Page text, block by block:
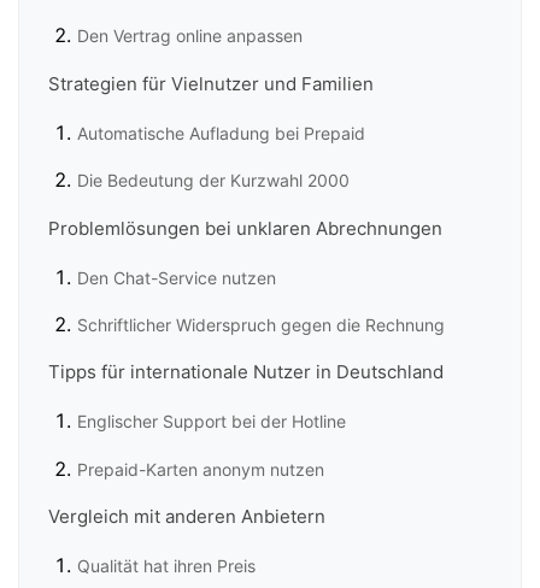
Den Vertrag online anpassen
Strategien für Vielnutzer und Familien
Automatische Aufladung bei Prepaid
Die Bedeutung der Kurzwahl 2000
Problemlösungen bei unklaren Abrechnungen
Den Chat-Service nutzen
Schriftlicher Widerspruch gegen die Rechnung
Tipps für internationale Nutzer in Deutschland
Englischer Support bei der Hotline
Prepaid-Karten anonym nutzen
Vergleich mit anderen Anbietern
Qualität hat ihren Preis